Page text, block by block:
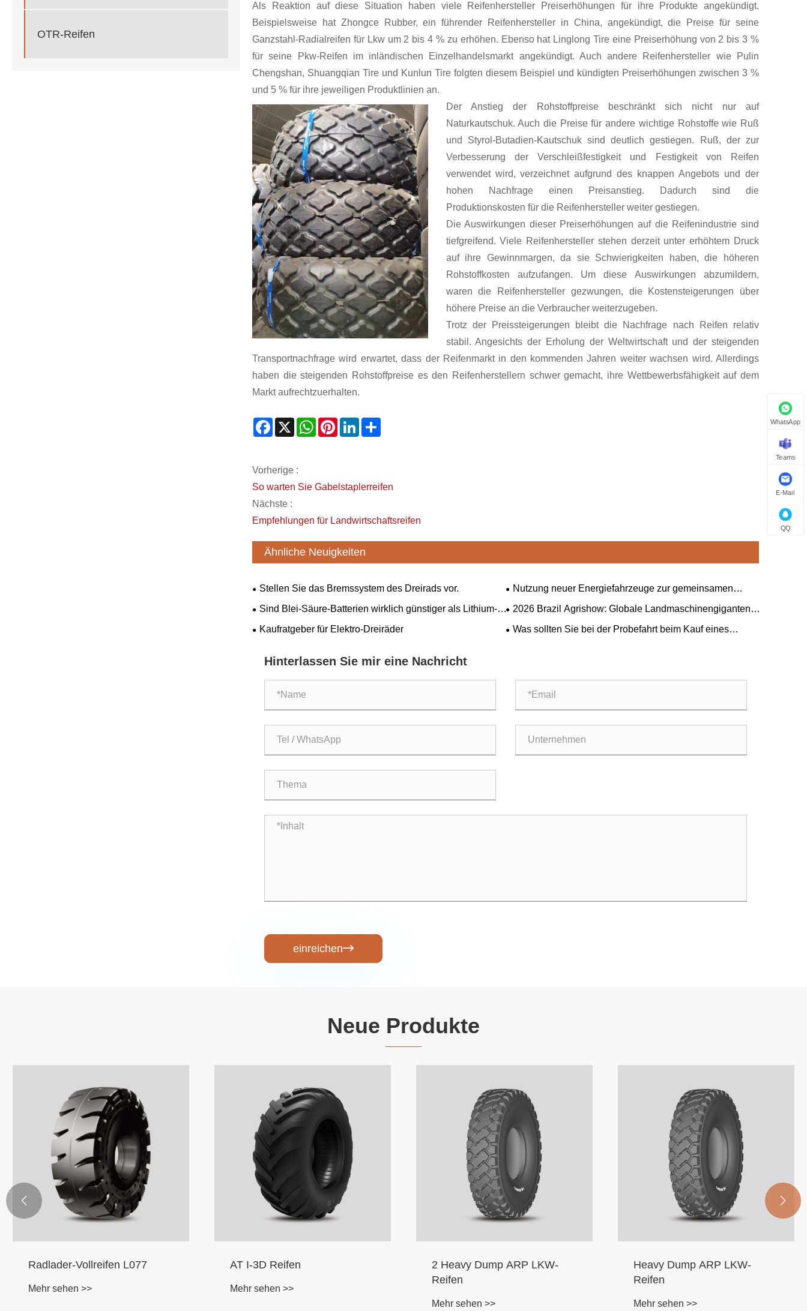
OTR-Reifen
Als Reaktion auf diese Situation haben viele Reifenhersteller Preiserhöhungen für ihre Produkte angekündigt.
Beispielsweise hat Zhongce Rubber, ein führender Reifenhersteller in China, angekündigt, die Preise für seine
Ganzstahl-Radialreifen für Lkw um 2 bis 4 % zu erhöhen. Ebenso hat Linglong Tire eine Preiserhöhung von 2 bis 3 %
für seine Pkw-Reifen im inländischen Einzelhandelsmarkt angekündigt. Auch andere Reifenhersteller wie Pulin
Chengshan, Shuangqian Tire und Kunlun Tire folgten diesem Beispiel und kündigten Preiserhöhungen zwischen 3 %
und 5 % für ihre jeweiligen Produktlinien an.
Der Anstieg der Rohstoffpreise beschränkt sich nicht nur auf
Naturkautschuk. Auch die Preise für andere wichtige Rohstoffe wie Ruß
und Styrol-Butadien-Kautschuk sind deutlich gestiegen. Ruß, der zur
Verbesserung der Verschleißfestigkeit und Festigkeit von Reifen
verwendet wird, verzeichnet aufgrund des knappen Angebots und der
hohen Nachfrage einen Preisanstieg. Dadurch sind die
Produktionskosten für die Reifenhersteller weiter gestiegen.
Die Auswirkungen dieser Preiserhöhungen auf die Reifenindustrie sind
tiefgreifend. Viele Reifenhersteller stehen derzeit unter erhöhtem Druck
auf ihre Gewinnmargen, da sie Schwierigkeiten haben, die höheren
Rohstoffkosten aufzufangen. Um diese Auswirkungen abzumildern,
waren die Reifenhersteller gezwungen, die Kostensteigerungen über
höhere Preise an die Verbraucher weiterzugeben.
Trotz der Preissteigerungen bleibt die Nachfrage nach Reifen relativ
stabil. Angesichts der Erholung der Weltwirtschaft und der steigenden
Transportnachfrage wird erwartet, dass der Reifenmarkt in den kommenden Jahren weiter wachsen wird. Allerdings
haben die steigenden Rohstoffpreise es den Reifenherstellern schwer gemacht, ihre Wettbewerbsfähigkeit auf dem
Markt aufrechtzuerhalten.
Facebook
X WhatsAppPinterestLinkedIn
Vorherige :
So warten Sie Gabelstaplerreifen
Nächste :
Empfehlungen für Landwirtschaftsreifen
Ähnliche Neuigkeiten
Stellen Sie das Bremssystem des Dreirads vor.
Nutzung neuer Energiefahrzeuge zur gemeinsamen
Festigung der „eisernen Freundschaft“ zwischen China und
Sind Blei-Säure-Batterien wirklich günstiger als Lithium-
Batterien?
​2026 Brazil Agrishow: Globale Landmaschinengiganten
arbeiten gemeinsam an einem neuen Entwurf für die
Kaufratgeber für Elektro-Dreiräder
Was sollten Sie bei der Probefahrt beim Kauf eines
Hinterlassen Sie mir eine Nachricht
einreichen
Neue Produkte
Radlader-Vollreifen L077
Mehr sehen >>
AT I-3D Reifen
Mehr sehen >>
2 Heavy Dump ARP LKW-
Reifen
Mehr sehen >>
Heavy Dump ARP LKW-
Reifen
Mehr sehen >>
 
WhatsApp
Teams
E-Mail
QQ